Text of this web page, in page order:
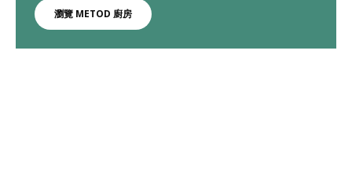
瀏覽 METOD 廚房